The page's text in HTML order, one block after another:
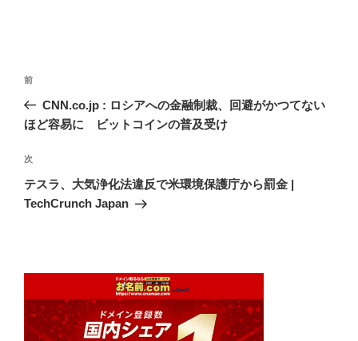
投
ナ
ゲ
ー
シ
前
の
投
前
CNN.co.jp : ロシアへの金融制裁、回避がかつてない
ほど容易に ビットコインの普及受け
次
の
投
次
テスラ、大気浄化法違反で米環境保護庁から罰金 |
TechCrunch Japan